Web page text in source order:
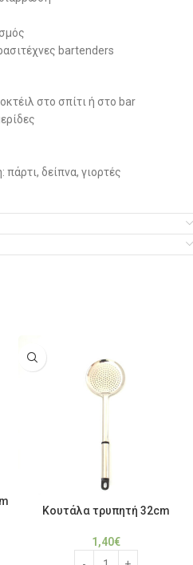
bartenders
στο σπίτι ή στο bar
δείπνα, γιορτές
Κουτάλα τρυπητή 32cm
1,40€